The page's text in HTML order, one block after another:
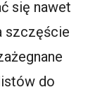
się nawet
szczęście
do